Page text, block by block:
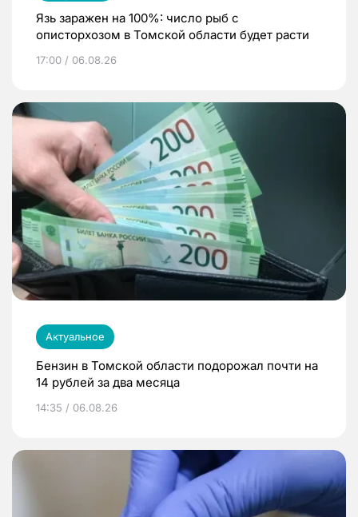
Язь заражен на 100%: число рыб с
описторхозом в Томской области будет расти
17:00 / 06.08.26
Актуальное
Бензин в Томской области подорожал почти на
14 рублей за два месяца
14:35 / 06.08.26